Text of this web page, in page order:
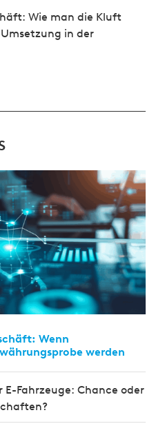
Wie man die Kluft
in der
Wenn
werden
Fahrzeuge: Chance oder